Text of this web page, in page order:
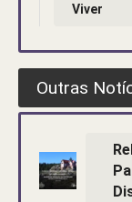
Viver
Outras